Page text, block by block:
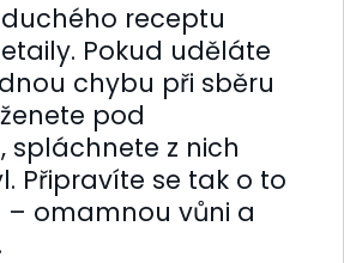
receptu
Pokud uděláte
chybu při sběru
pod
spláchnete z nich
Připravíte se tak o to
– omamnou vůni a